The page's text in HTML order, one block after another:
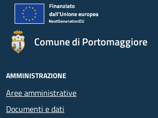
Comune di Portomaggiore
AMMINISTRAZIONE
Aree amministrative
Documenti e dati